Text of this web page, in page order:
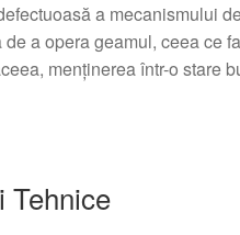
a mecanismului
a opera geamul, ceea ce
menținerea într-o stare
Tehnice